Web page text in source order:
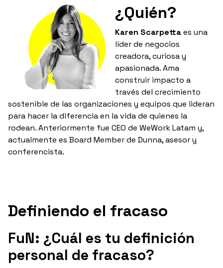
¿Quién?
Karen Scarpettaes una
líder de negocios
creadora, curiosa y
apasionada. Ama
construir impacto a
través del crecimiento
sostenible de las organizaciones y equipos que lideran
para hacer la diferencia en la vida de quienes la
rodean. Anteriormente fue CEO de WeWork Latam y,
actualmente es Board Member de Dunna, asesor y
conferencista.
Definiendo el fracaso
FuN: ¿Cuál es tu definición
personal de fracaso?